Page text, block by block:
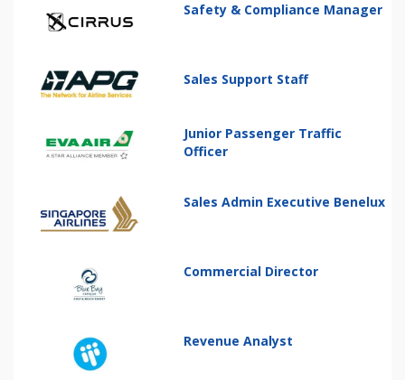
Safety & Compliance Manager
Sales Support Staff
Junior Passenger Traffic
Officer
Sales Admin Executive Benelux
Commercial Director
Revenue Analyst